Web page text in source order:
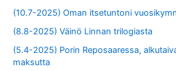
(10.7-2025) Oman itsetuntoni
(8.8-2025) Väinö Linnan trilogiasta
(5.4-2025) Porin Reposaaressa,
maksutta